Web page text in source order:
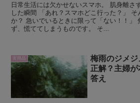
日常生活には欠かせないスマホ。 肌身離さ
した瞬間 「あれ？スマホどこ行った？」 そ
か？ 急いでいるときに限って「ない！！」
ず、慌ててしまうものです。 そ...
実用品
梅雨のジメ
正解？主婦
答え